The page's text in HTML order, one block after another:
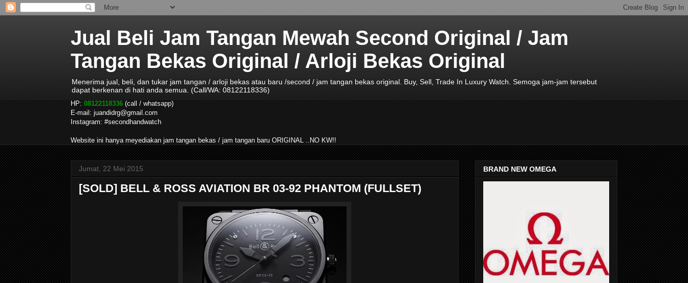
Jual Beli Jam Tangan Mewah Second Original / Jam
Tangan Bekas Original / Arloji Bekas Original
Menerima jual, beli, dan tukar jam tangan / arloji bekas atau baru /second / jam tangan bekas original. Buy, Sell, Trade In Luxury Watch. Semoga jam-jam tersebut
dapat berkenan di hati anda semua. (Call/WA: 08122118336)
HP: 08122118336 (call / whatsapp)
E-mail: juandidrg@gmail.com
Instagram: #secondhandwatch
Website ini hanya meyediakan jam tangan bekas / jam tangan baru ORIGINAL ..NO KW!!
Jumat, 22 Mei 2015
[SOLD] BELL & ROSS AVIATION BR 03-92 PHANTOM (FULLSET)
BRAND NEW OMEGA